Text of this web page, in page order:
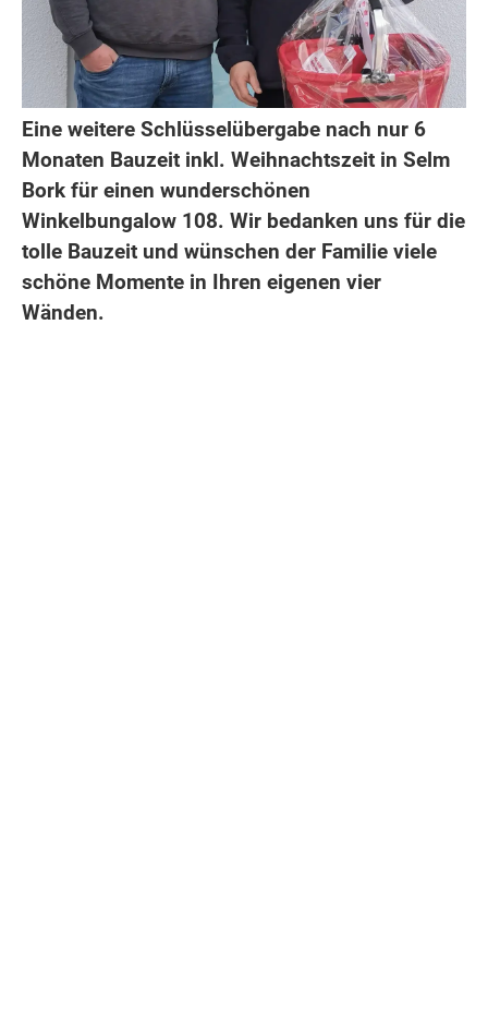
Eine weitere Schlüsselübergabe nach nur 6
Monaten Bauzeit inkl. Weihnachtszeit in Selm
Bork für einen wunderschönen
Winkelbungalow 108. Wir bedanken uns für die
tolle Bauzeit und wünschen der Familie viele
schöne Momente in Ihren eigenen vier
Wänden.